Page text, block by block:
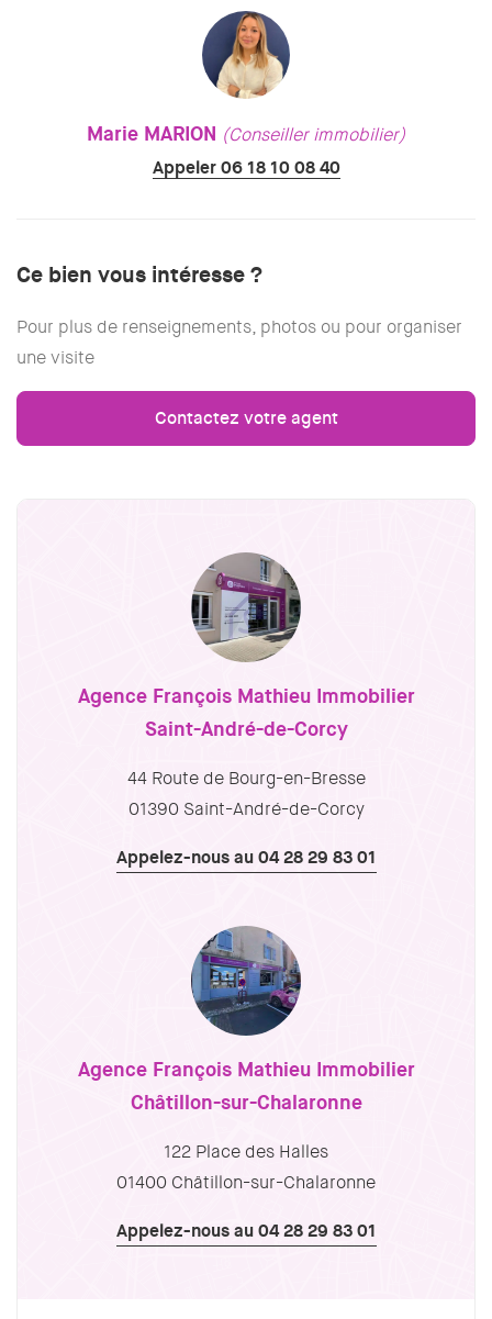
Marie MARION (Conseiller immobilier)
Appeler 06 18 10 08 40
Ce bien vous intéresse ?
Pour plus de renseignements, photos ou pour organiser
une visite
Contactez votre agent
Agence François Mathieu Immobilier
Saint-André-de-Corcy
44 Route de Bourg-en-Bresse
01390 Saint-André-de-Corcy
Appelez-nous au 04 28 29 83 01
Agence François Mathieu Immobilier
Châtillon-sur-Chalaronne
122 Place des Halles
01400 Châtillon-sur-Chalaronne
Appelez-nous au 04 28 29 83 01